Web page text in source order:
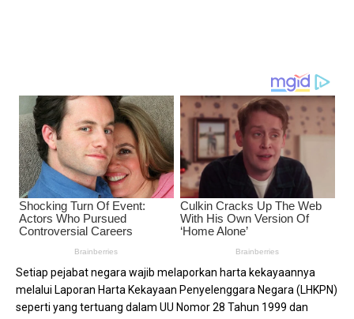
Setiap pejabat negara wajib melaporkan harta kekayaannya
melalui Laporan Harta Kekayaan Penyelenggara Negara (LHKPN)
seperti yang tertuang dalam UU Nomor 28 Tahun 1999 dan